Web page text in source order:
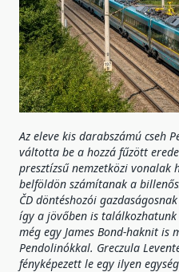
Az eleve kis darabszámú cseh
váltotta be a hozzá fűzött
presztízsű nemzetközi vonalak
belföldön számítanak a
ČD döntéshozói
így a jövőben is találkozhatunk
még egy James Bond-haknit is
Pendolinókkal. Greczula
fényképezett le egy ilyen